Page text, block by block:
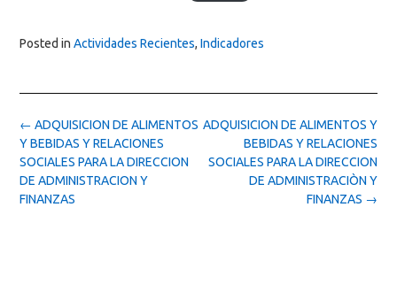
Posted in Actividades Recientes, Indicadores
Post
navigation
ADQUISICION DE ALIMENTOS Y
BEBIDAS Y RELACIONES
SOCIALES PARA LA DIRECCION
DE ADMINISTRACIÒN Y
FINANZAS →
← ADQUISICION DE ALIMENTOS
Y BEBIDAS Y RELACIONES
SOCIALES PARA LA DIRECCION
DE ADMINISTRACION Y
FINANZAS